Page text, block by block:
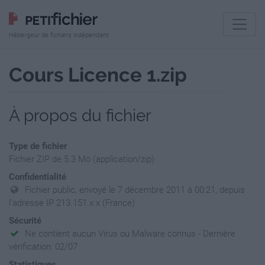
Hébergeur de fichiers indépendant
Cours Licence 1.zip
À propos du fichier
Type de fichier
Fichier ZIP de 5.3 Mo (application/zip)
Confidentialité
Fichier public, envoyé le 7 décembre 2011 à 00:21, depuis
l'adresse IP 213.151.x.x (France)
Sécurité
Ne contient aucun Virus ou Malware connus - Dernière
vérification: 02/07